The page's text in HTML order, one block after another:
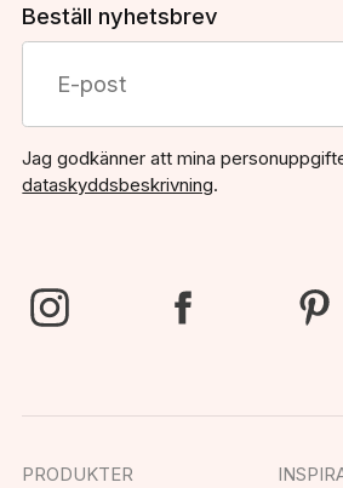
Beställ nyhetsbrev
Jag godkänner att mina
dataskyddsbeskrivning.
PRODUKTER